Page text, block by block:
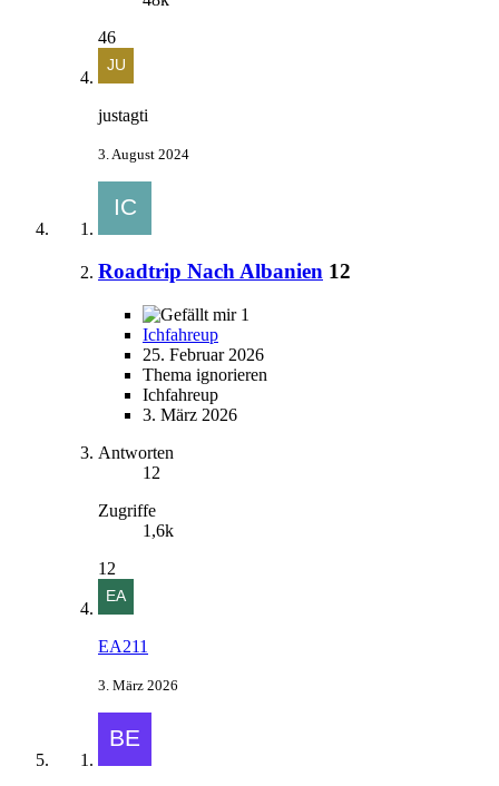
46
justagti
3. August 2024
Roadtrip Nach Albanien 12
1
Ichfahreup
25. Februar 2026
Thema ignorieren
Ichfahreup
3. März 2026
Antworten
12
Zugriffe
1,6k
12
EA211
3. März 2026